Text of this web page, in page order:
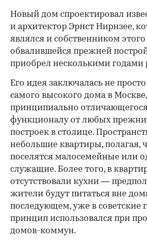
Новый дом спроектировал
и архитектор Эрнст Нирнзее,
являлся и собственником
обвалившейся прежней
приобрел несколькими годами
Его идея заключалась не
самого высокого дома в
принципиально
функционалу от любых
построек в столице.
небольшие квартиры, полагая,
поселятся малосемейные или
служащие. Более того, в
отсутствовали кухни —
жители будут питаться вне
последующем, уже в советские
принцип использовался при
домов-коммун.